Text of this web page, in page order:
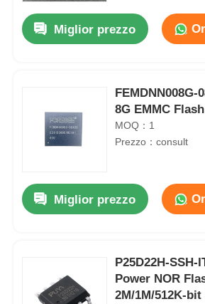
Miglior prezzo
FEMDNN008G-
8G EMMC
MOQ：1
Prezzo：consult
Miglior prezzo
P25D22H-
Power NOR
2M/1M/512K-